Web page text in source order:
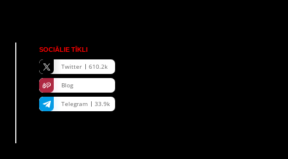
SOCIĀLIE TĪKLI
Twitter 610.2k
Blog
Telegram 33.9k